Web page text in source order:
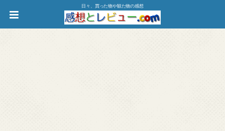
日々、買った物や観た物の感想